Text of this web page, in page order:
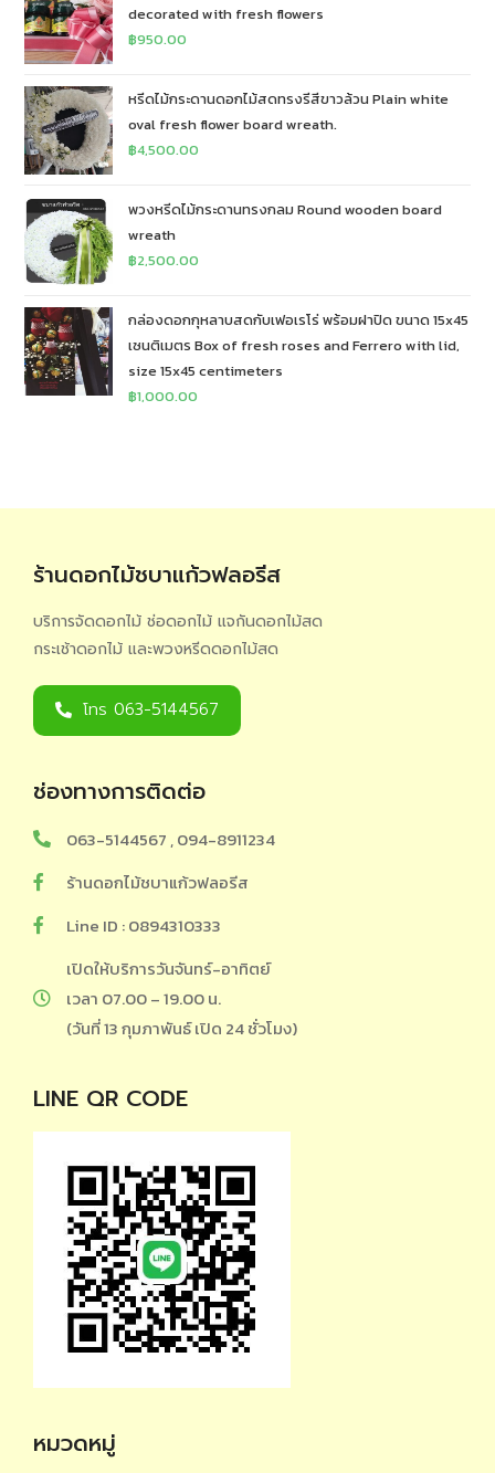
decorated with fresh flowers
฿950.00
หรีดไม้กระดานดอกไม้สดทรงรีสีขาวล้วน Plain white
oval fresh flower board wreath.
฿4,500.00
พวงหรีดไม้กระดานทรงกลม Round wooden board
wreath
฿2,500.00
กล่องดอกกุหลาบสดกับเฟอเรโร่ พร้อมฝาปิด ขนาด 15x45
เซนติเมตร Box of fresh roses and Ferrero with lid,
size 15x45 centimeters
฿1,000.00
ร้านดอกไม้ชบาแก้วฟลอรีส
บริการจัดดอกไม้ ช่อดอกไม้ แจกันดอกไม้สด
กระเช้าดอกไม้ และพวงหรีดดอกไม้สด
โทร 063-5144567
ช่องทางการติดต่อ
063-5144567 , 094-8911234
ร้านดอกไม้ชบาแก้วฟลอรีส
Line ID : 0894310333
เปิดให้บริการวันจันทร์-อาทิตย์
เวลา 07.00 – 19.00 น.
(วันที่ 13 กุมภาพันธ์ เปิด 24 ชั่วโมง)
LINE QR CODE
หมวดหมู่